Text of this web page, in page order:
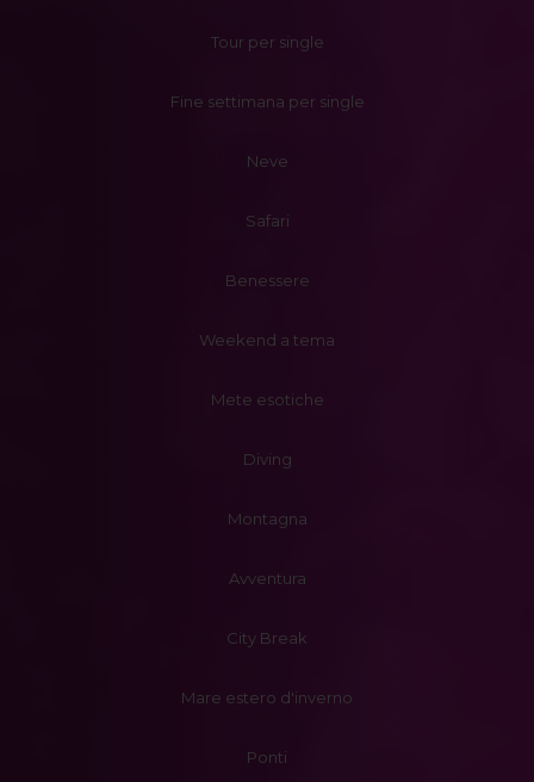
Tour per single
Fine settimana per single
Neve
Safari
Benessere
Weekend a tema
Mete esotiche
Diving
Montagna
Avventura
City Break
Mare estero d'inverno
Ponti